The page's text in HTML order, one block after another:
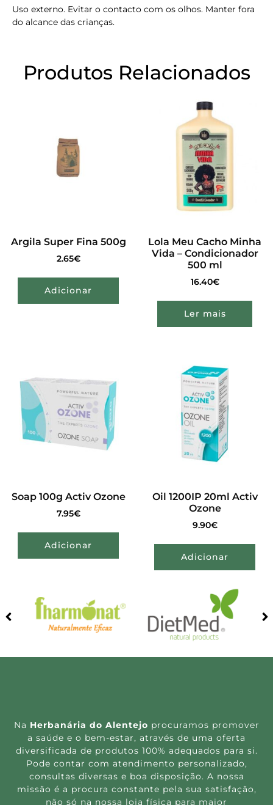
Uso externo. Evitar o contacto com os olhos. Manter fora
do alcance das crianças.
Produtos Relacionados
Argila Super Fina 500g
2.65€
Adicionar
Lola Meu Cacho Minha
Vida – Condicionador
500 ml
16.40€
Ler mais
Soap 100g Activ Ozone
7.95€
Adicionar
Oil 1200IP 20ml Activ
Ozone
9.90€
Adicionar
Na Herbanária do Alentejo procuramos promover
a saúde e o bem-estar, através de uma oferta
diversificada de produtos 100% adequados para si.
Pode contar com atendimento personalizado,
consultas diversas e boa disposição. A nossa
missão é a procura constante pela sua satisfação,
não só na nossa loja física para maior